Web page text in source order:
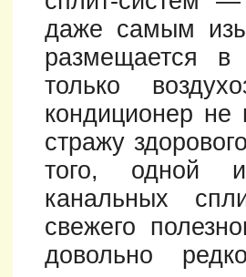
даже самым
размещается
только
кондиционер не
стражу
того, одной
канальных
свежего
довольно